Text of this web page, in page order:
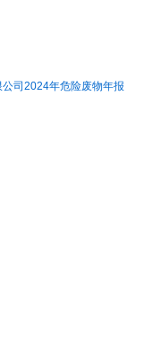
司2024年危险废物年报